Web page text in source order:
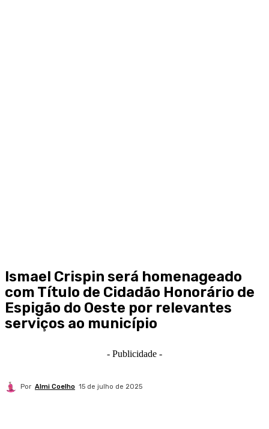
Ismael Crispin será homenageado
com Título de Cidadão Honorário de
Espigão do Oeste por relevantes
serviços ao município
- Publicidade -
Por Almi Coelho 15 de julho de 2025